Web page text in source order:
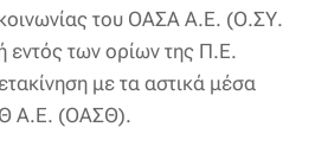
του ΟΑΣΑ A.E. (Ο.ΣΥ.
των ορίων της Π.Ε.
με τα αστικά μέσα
Α.Ε. (ΟΑΣΘ).